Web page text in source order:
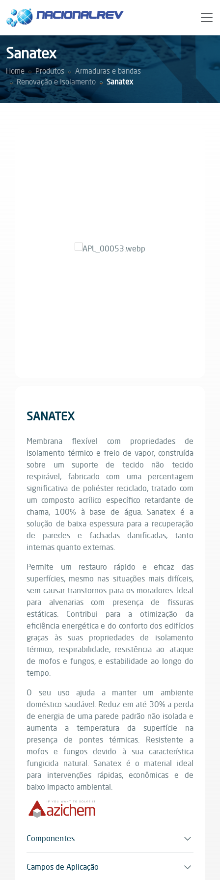
Sanatex
Home Produtos
Armaduras e bandas
Renovação e Isolamento
Sanatex
SANATEX
Membrana flexível com propriedades de
isolamento térmico e freio de vapor, construída
sobre um suporte de tecido não tecido
respirável, fabricado com uma percentagem
significativa de poliéster reciclado, tratado com
um composto acrílico específico retardante de
chama, 100% à base de água. Sanatex é a
solução de baixa espessura para a recuperação
de paredes e fachadas danificadas, tanto
internas quanto externas.
Permite um restauro rápido e eficaz das
superfícies, mesmo nas situações mais difíceis,
sem causar transtornos para os moradores. Ideal
para alvenarias com presença de fissuras
estáticas. Contribui para a otimização da
eficiência energética e do conforto dos edifícios
graças às suas propriedades de isolamento
térmico, respirabilidade, resistência ao ataque
de mofos e fungos, e estabilidade ao longo do
tempo.
O seu uso ajuda a manter um ambiente
doméstico saudável. Reduz em até 30% a perda
de energia de uma parede padrão não isolada e
aumenta a temperatura da superfície na
presença de pontes térmicas. Resistente a
mofos e fungos devido à sua característica
fungicida natural. Sanatex é o material ideal
para intervenções rápidas, econômicas e de
baixo impacto ambiental.
Componentes
Monocomponente
Campos de Aplicação